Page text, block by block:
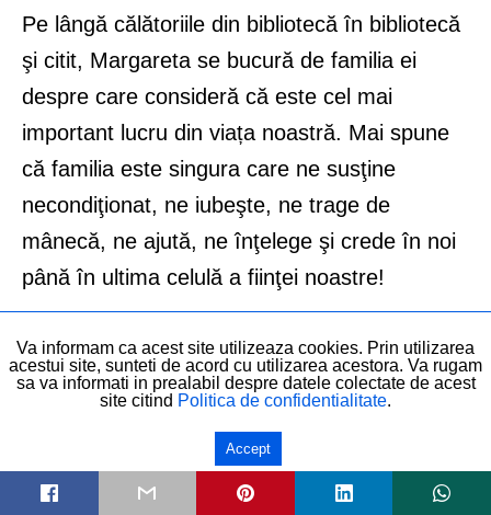
Pe lângă călătoriile din bibliotecă în bibliotecă
şi citit, Margareta se bucură de familia ei
despre care consideră că este cel mai
important lucru din viața noastră. Mai spune
că familia este singura care ne susţine
necondiţionat, ne iubeşte, ne trage de
mânecă, ne ajută, ne înţelege şi crede în noi
până în ultima celulă a fiinţei noastre!
Îi place să se joace. Să fie în preajma copiilor,
a oamenilor. Nu îi place să judece şi să
tot timpul. Asta adaug eu, deoarece în cei 10
ani de când o cunosc pe Margareta, nu am
Va informam ca acest site utilizeaza cookies. Prin utilizarea
acestui site, sunteti de acord cu utilizarea acestora. Va rugam
sa va informati in prealabil despre datele colectate de acest
site citind Politica de confidentialitate.
Accept